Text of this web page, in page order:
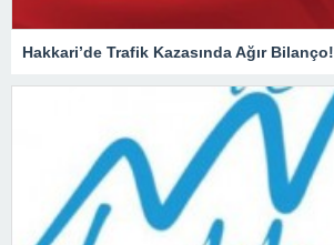
Hakkari’de Trafik Kazasında Ağır Bilanço!